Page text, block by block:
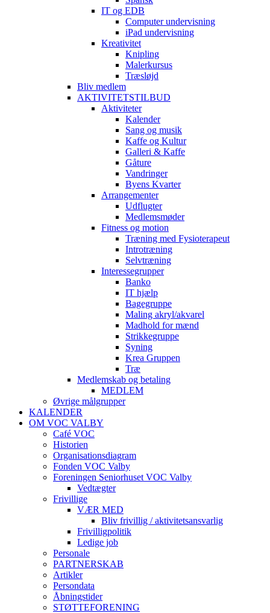
IT og EDB
Computer undervisning
iPad undervisning
Kreativitet
Knipling
Malerkursus
Træsløjd
Bliv medlem
AKTIVITETSTILBUD
Aktiviteter
Kalender
Sang og musik
Kaffe og Kultur
Galleri & Kaffe
Gåture
Vandringer
Byens Kvarter
Arrangementer
Udflugter
Medlemsmøder
Fitness og motion
Træning med Fysioterapeut
Introtræning
Selvtræning
Interessegrupper
Banko
IT hjælp
Bagegruppe
Maling akryl/akvarel
Madhold for mænd
Strikkegruppe
Syning
Krea Gruppen
Træ
Medlemskab og betaling
MEDLEM
Øvrige målgrupper
KALENDER
OM VOC VALBY
Café VOC
Historien
Organisationsdiagram
Fonden VOC Valby
Foreningen Seniorhuset VOC Valby
Vedtægter
Frivillige
VÆR MED
Bliv frivillig / aktivitetsansvarlig
Frivilligpolitik
Ledige job
Personale
PARTNERSKAB
Artikler
Persondata
Åbningstider
STØTTEFORENING